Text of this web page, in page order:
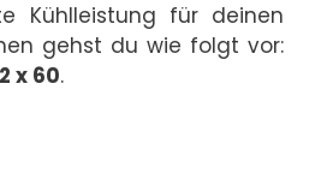
Kühlleistung für deinen
gehst du wie folgt vor:
x 60.